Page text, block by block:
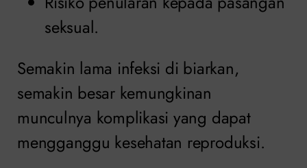
seksual.
Semakin lama infeksi di biarkan,
semakin besar kemungkinan
munculnya komplikasi yang dapat
mengganggu kesehatan reproduksi.